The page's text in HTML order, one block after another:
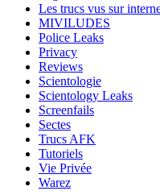
Les trucs vus sur
MIVILUDES
Police Leaks
Privacy
Reviews
Scientologie
Scientology Leaks
Screenfails
Sectes
Trucs AFK
Tutoriels
Vie Privée
Warez